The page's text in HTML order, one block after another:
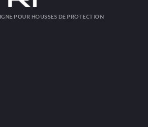
POUR HOUSSES DE PROTECTION